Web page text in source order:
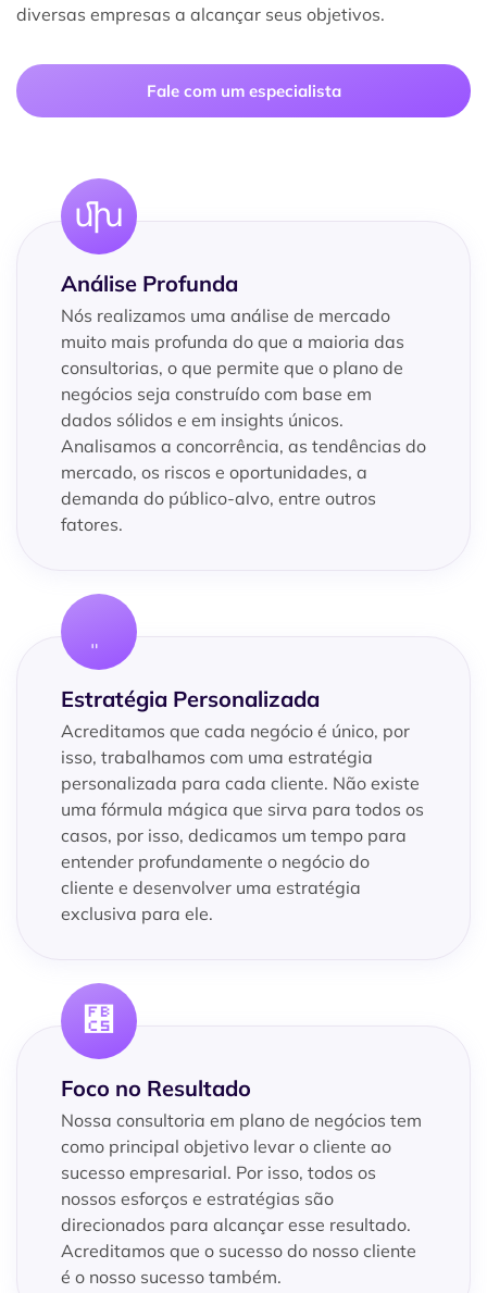
diversas empresas a alcançar seus objetivos.
Fale com um especialista
Análise Profunda
Nós realizamos uma análise de mercado
muito mais profunda do que a maioria das
consultorias, o que permite que o plano de
negócios seja construído com base em
dados sólidos e em insights únicos.
Analisamos a concorrência, as tendências do
mercado, os riscos e oportunidades, a
demanda do público-alvo, entre outros
fatores.
Estratégia Personalizada
Acreditamos que cada negócio é único, por
isso, trabalhamos com uma estratégia
personalizada para cada cliente. Não existe
uma fórmula mágica que sirva para todos os
casos, por isso, dedicamos um tempo para
entender profundamente o negócio do
cliente e desenvolver uma estratégia
exclusiva para ele.
Foco no Resultado
Nossa consultoria em plano de negócios tem
como principal objetivo levar o cliente ao
sucesso empresarial. Por isso, todos os
nossos esforços e estratégias são
direcionados para alcançar esse resultado.
Acreditamos que o sucesso do nosso cliente
é o nosso sucesso também.